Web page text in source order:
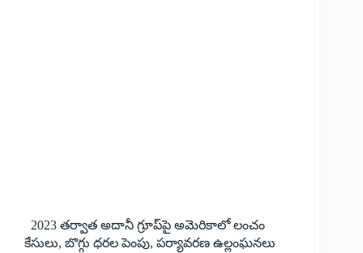
2023 తర్వాత అదానీ గ్రూప్‌పై అమెరికాలో లంచం
కేసులు, బొగ్గు ధరల పెంపు, పర్యావరణ ఉల్లంఘనలు